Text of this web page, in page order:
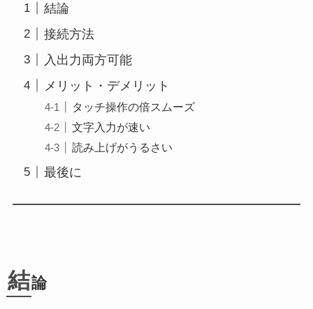
結論
接続方法
入出力両方可能
メリット・デメリット
タッチ操作の倍スムーズ
文字入力が速い
読み上げがうるさい
最後に
結論